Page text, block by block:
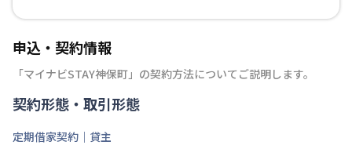
申込・契約情報
「マイナビSTAY神保町 」の契約方法についてご説明します。
契約形態・取引形態
定期借家契約｜貸主